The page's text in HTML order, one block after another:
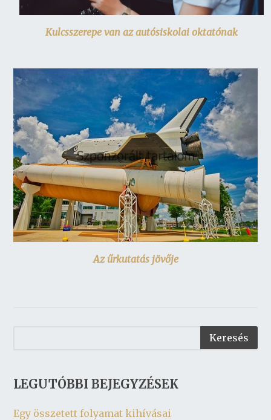
Kulcsszerepe van az autósiskolai oktatónak
Az űrkutatás jövője
LEGUTÓBBI BEJEGYZÉSEK
Egy összetett folyamat kihívásai